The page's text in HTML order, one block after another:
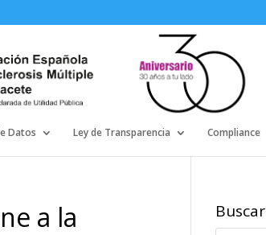
Datos Ley de Transparencia Compliance
a la
Buscar